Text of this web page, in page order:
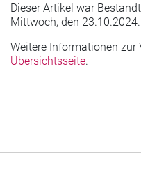
Dieser Artikel war
Mittwoch, den 23.10.2024.
Weitere Informationen zur
Übersichtsseite.